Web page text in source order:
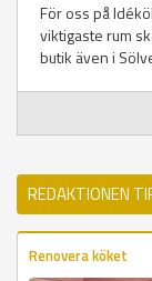
För oss på
viktigaste rum
butik även i
REDAKTIONEN
Renovera köket